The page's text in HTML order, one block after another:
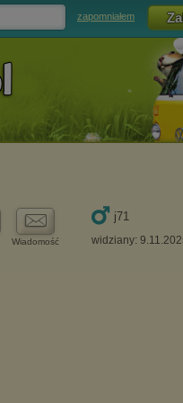
zapomniałem
Wiadomość
j71
widziany: